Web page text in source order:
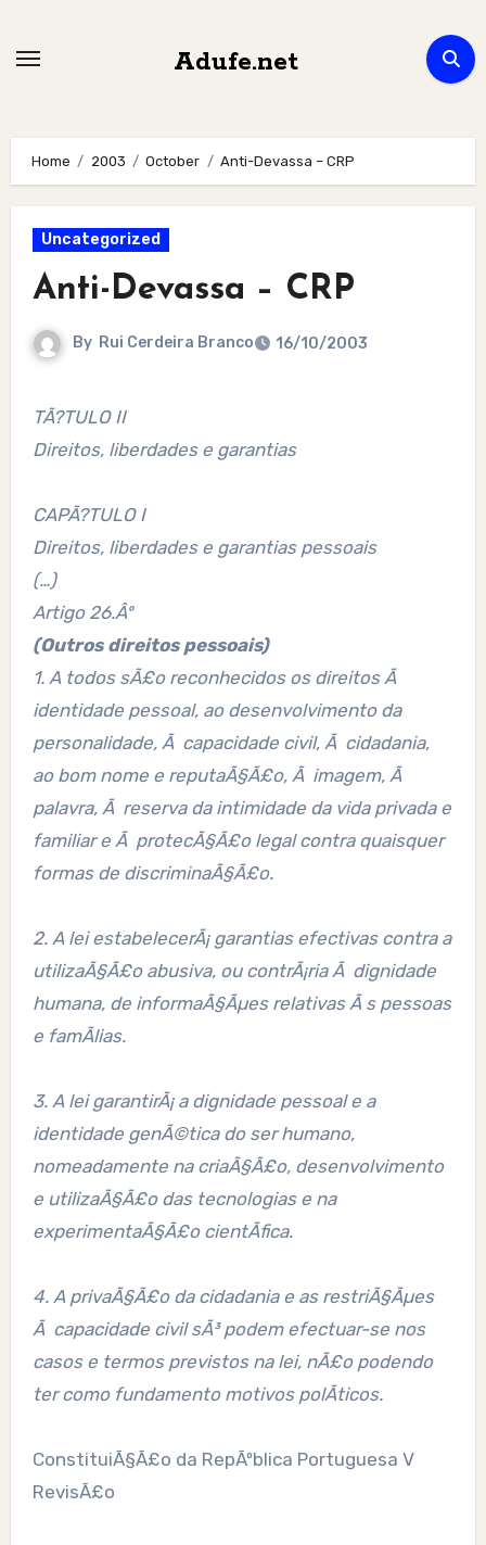
Adufe.net
Home 2003 October Anti-Devassa – CRP
Uncategorized
Anti-Devassa – CRP
By Rui Cerdeira Branco 16/10/2003
TÃ?TULO II
Direitos, liberdades e garantias
CAPÃ?TULO I
Direitos, liberdades e garantias pessoais
(…)
Artigo 26.Âº
(Outros direitos pessoais)
1. A todos sÃ£o reconhecidos os direitos Ã
identidade pessoal, ao desenvolvimento da
personalidade, Ã capacidade civil, Ã cidadania,
ao bom nome e reputaÃ§Ã£o, Ã imagem, Ã
palavra, Ã reserva da intimidade da vida privada e
familiar e Ã protecÃ§Ã£o legal contra quaisquer
formas de discriminaÃ§Ã£o.
2. A lei estabelecerÃ¡ garantias efectivas contra a
utilizaÃ§Ã£o abusiva, ou contrÃ¡ria Ã dignidade
humana, de informaÃ§Ãµes relativas Ã s pessoas
e famÃ­lias.
3. A lei garantirÃ¡ a dignidade pessoal e a
identidade genÃ©tica do ser humano,
nomeadamente na criaÃ§Ã£o, desenvolvimento
e utilizaÃ§Ã£o das tecnologias e na
experimentaÃ§Ã£o cientÃ­fica.
4. A privaÃ§Ã£o da cidadania e as restriÃ§Ãµes
Ã capacidade civil sÃ³ podem efectuar-se nos
casos e termos previstos na lei, nÃ£o podendo
ter como fundamento motivos polÃ­ticos.
ConstituiÃ§Ã£o da RepÃºblica Portuguesa V
RevisÃ£o